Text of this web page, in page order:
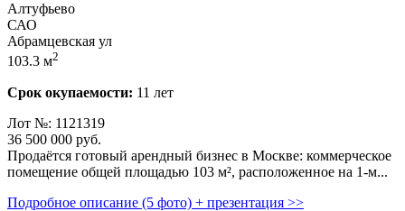
Алтуфьево
САО
Абрамцевская ул
103.3 м2
Срок окупаемости: 11 лет
Лот №: 1121319
36 500 000 руб.
Продаётся готовый арендный бизнес в Москве: коммерческое
помещение общей площадью 103 м²,­ расположенное на 1-м...
Подробное описание (5 фото) + презентация >>